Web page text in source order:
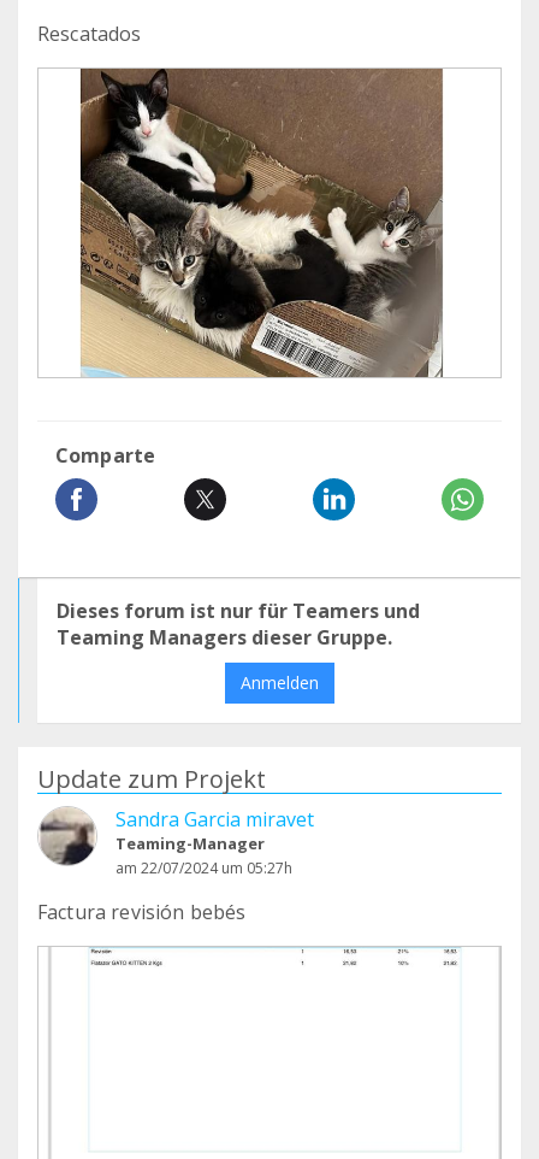
Rescatados
Comparte
Dieses forum ist nur für Teamers und
Teaming Managers dieser Gruppe.
Anmelden
Update zum Projekt
Sandra Garcia miravet
Teaming-Manager
am 22/07/2024 um 05:27h
Factura revisión bebés